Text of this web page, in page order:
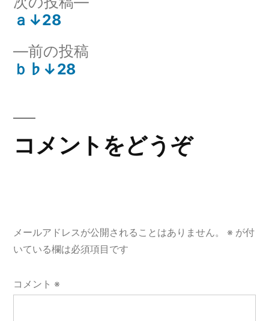
ー:
投
稿
ビ
ゲ
ン
前の投稿
ｂ♭↓28
ａ↓28
コメントをどうぞ
メールアドレスが公開されることはありません。 ※ が付
いている欄は必須項目です
コメント ※